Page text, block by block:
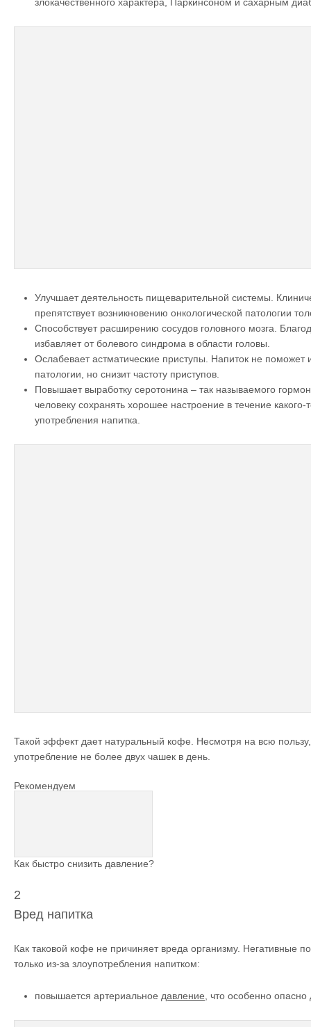
Улучшает деятельность пищеварительной системы.
препятствует возникновению онкологической патологии
Способствует расширению сосудов головного мозга.
избавляет от болевого синдрома в области головы.
Ослабевает астматические приступы. Напиток не поможет
патологии, но снизит частоту приступов.
Повышает выработку серотонина – так называемого
человеку сохранять хорошее настроение в течение
употребления напитка.
Такой эффект дает натуральный кофе. Несмотря на всю
употребление не более двух чашек в день.
Рекомендуем
Как быстро снизить давление?
2
Вред напитка
Как таковой кофе не причиняет вреда организму. Негативные
только из-за злоупотребления напитком:
повышается артериальное давление , что особенно